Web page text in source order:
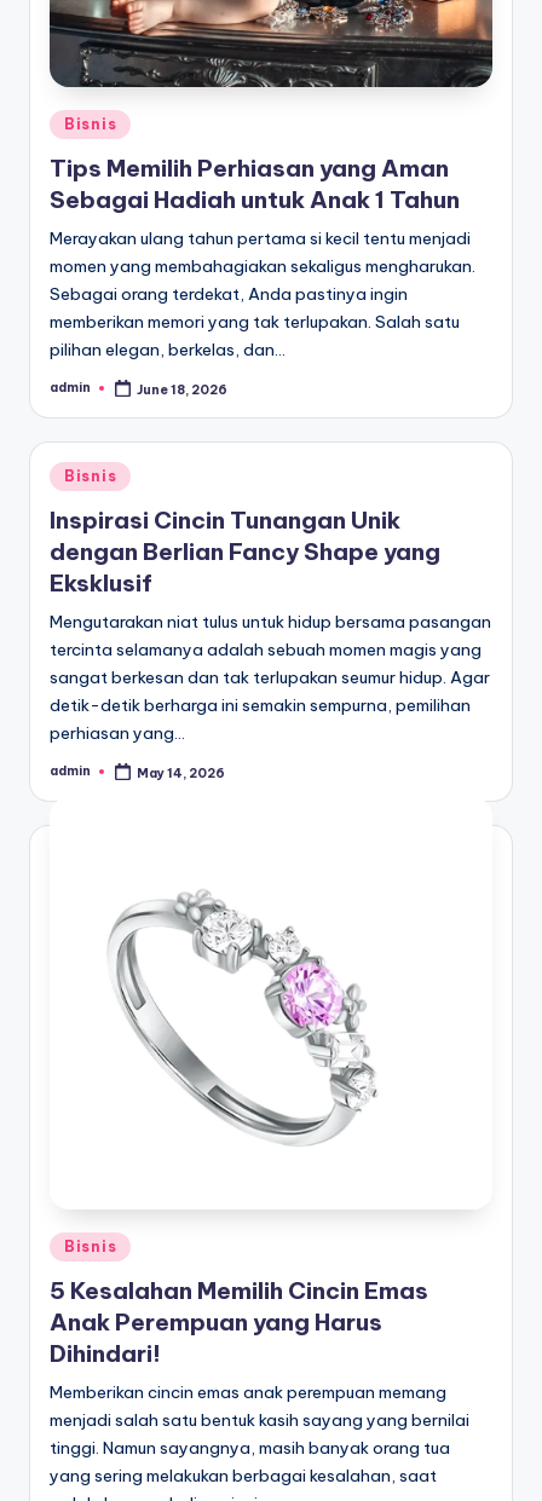
Posted
Bisnis
Tips Memilih Perhiasan yang Aman
Sebagai Hadiah untuk Anak 1 Tahun
Merayakan ulang tahun pertama si kecil tentu menjadi
momen yang membahagiakan sekaligus mengharukan.
Sebagai orang terdekat, Anda pastinya ingin
memberikan memori yang tak terlupakan. Salah satu
pilihan elegan, berkelas, dan…
Posted
admin June 18, 2026
Posted
Bisnis
Inspirasi Cincin Tunangan Unik
dengan Berlian Fancy Shape yang
Eksklusif
Mengutarakan niat tulus untuk hidup bersama pasangan
tercinta selamanya adalah sebuah momen magis yang
sangat berkesan dan tak terlupakan seumur hidup. Agar
detik-detik berharga ini semakin sempurna, pemilihan
perhiasan yang…
Posted
admin May 14, 2026
Posted
Bisnis
5 Kesalahan Memilih Cincin Emas
Anak Perempuan yang Harus
Dihindari!
Memberikan cincin emas anak perempuan memang
menjadi salah satu bentuk kasih sayang yang bernilai
tinggi. Namun sayangnya, masih banyak orang tua
yang sering melakukan berbagai kesalahan, saat